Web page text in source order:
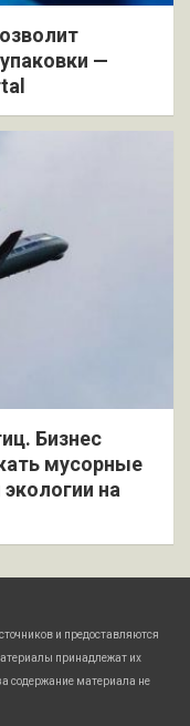
—
Бизнес
мусорные
на
и предоставляются
принадлежат их
содержание материала не